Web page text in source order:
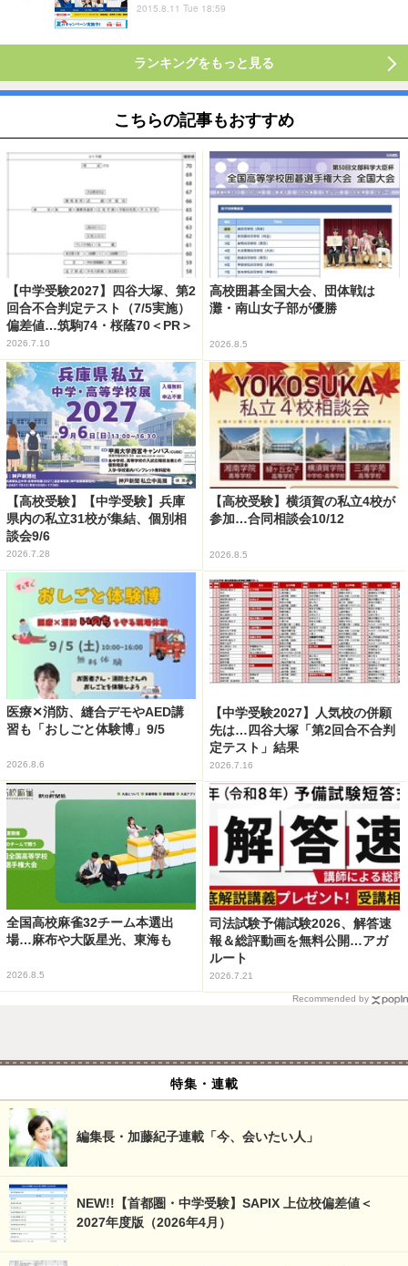
2015.8.11 Tue 18:59
ランキングをもっと見る
こちらの記事もおすすめ
【中学受験2027】四谷大塚、第2
回合不合判定テスト（7/5実施）
偏差値…筑駒74・桜蔭70＜PR＞
2026.7.10
高校囲碁全国大会、団体戦は
灘・南山女子部が優勝
2026.8.5
【高校受験】【中学受験】兵庫
県内の私立31校が集結、個別相
談会9/6
2026.7.28
【高校受験】横須賀の私立4校が
参加…合同相談会10/12
2026.8.5
医療✕消防、縫合デモやAED講
習も「おしごと体験博」9/5
2026.8.6
【中学受験2027】人気校の併願
先は…四谷大塚「第2回合不合判
定テスト」結果
2026.7.16
全国高校麻雀32チーム本選出
場…麻布や大阪星光、東海も
2026.8.5
司法試験予備試験2026、解答速
報＆総評動画を無料公開…アガ
ルート
2026.7.21
Recommended by
特集・連載
編集長・加藤紀子連載「今、会いたい人」
NEW!!【首都圏・中学受験】SAPIX 上位校偏差値＜
2027年度版（2026年4月）